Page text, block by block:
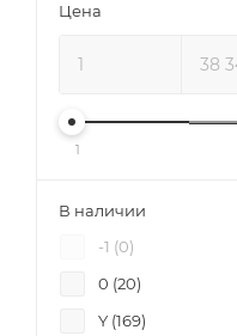
Цена
1
В наличии
-1 (0)
0 (20)
Y (169)